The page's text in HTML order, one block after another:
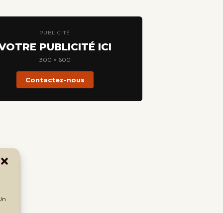
PUBLICITÉ
PUBLICITÉ ICI
300 × 600
Contactez-nous